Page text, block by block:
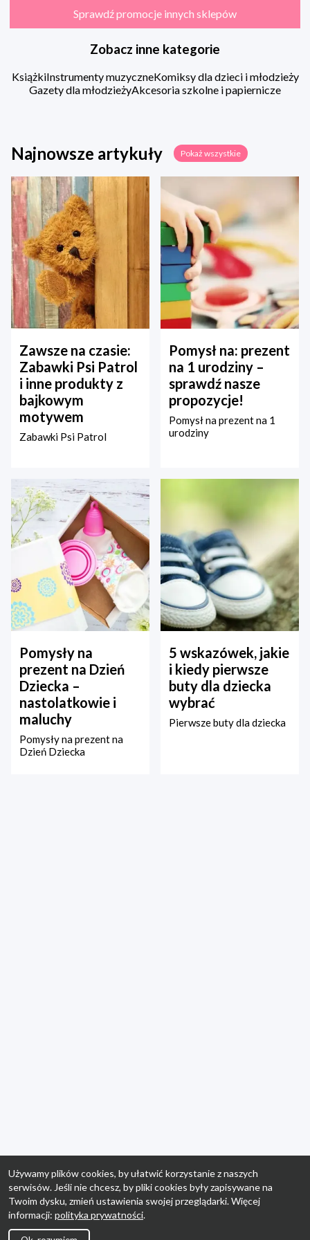
Sprawdź promocje innych sklepów
Zobacz inne kategorie
KsiążkiInstrumenty muzyczneKomiksy dla dzieci i młodzieży
Gazety dla młodzieżyAkcesoria szkolne i papiernicze
Najnowsze artykuły Pokaż wszystkie
Zawsze na czasie:
Zabawki Psi Patrol
i inne produkty z
bajkowym
motywem
Zabawki Psi Patrol
Pomysł na: prezent
na 1 urodziny –
sprawdź nasze
propozycje!
Pomysł na prezent na 1
urodziny
Pomysły na
prezent na Dzień
Dziecka –
nastolatkowie i
maluchy
Pomysły na prezent na
Dzień Dziecka
5 wskazówek, jakie
i kiedy pierwsze
buty dla dziecka
wybrać
Pierwsze buty dla dziecka
Używamy plików cookies, by ułatwić korzystanie z naszych
serwisów. Jeśli nie chcesz, by pliki cookies były zapisywane na
Twoim dysku, zmień ustawienia swojej przeglądarki. Więcej
informacji: polityka prywatności.